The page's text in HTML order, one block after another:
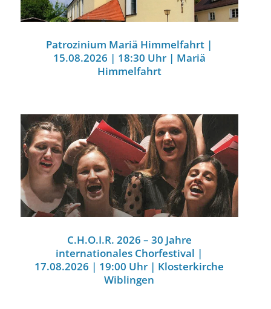
Patrozinium Mariä Himmelfahrt |
15.08.2026 | 18:30 Uhr | Mariä
Himmelfahrt
C.H.O.I.R. 2026 – 30 Jahre
internationales Chorfestival |
17.08.2026 | 19:00 Uhr | Klosterkirche
Wiblingen